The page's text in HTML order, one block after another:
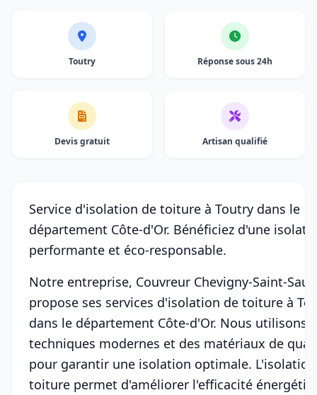
Toutry Réponse sous 24h
Devis gratuit Artisan qualifié
Service d'isolation de toiture à Toutry dans le
département Côte-d'Or. Bénéficiez d'une
performante et éco-responsable.
Notre entreprise, Couvreur Chevigny-Saint-
propose ses services d'isolation de toiture à
dans le département Côte-d'Or. Nous utilisons
techniques modernes et des matériaux de
pour garantir une isolation optimale.
toiture permet d'améliorer l'efficacité